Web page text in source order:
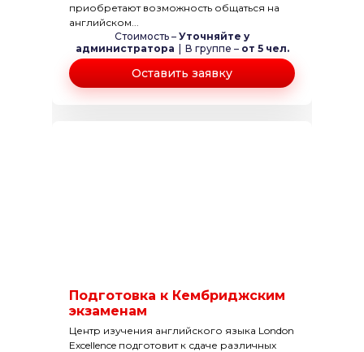
приобретают возможность общаться на
английском...
Стоимость – Уточняйте у
администратора
В группе – от 5 чел.
Оставить заявку
Подготовка к Кембриджским
экзаменам
Центр изучения английского языка London
Excellence подготовит к сдаче различных